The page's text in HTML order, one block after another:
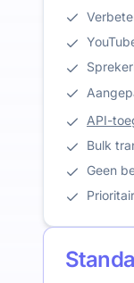
API-
Bulk
Geen